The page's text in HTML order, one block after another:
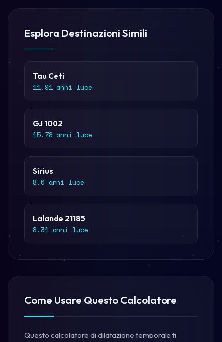
Esplora Destinazioni Simili
Tau Ceti
11.91 anni luce
GJ 1002
15.78 anni luce
Sirius
8.6 anni luce
Lalande 21185
8.31 anni luce
Come Usare Questo Calcolatore
Questo calcolatore di dilatazione temporale ti